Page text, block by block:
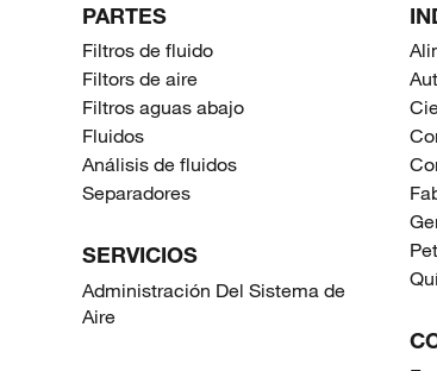
PARTES
Filtros de fluido
Filtors de aire
Filtros aguas abajo
Fluidos
Análisis de fluidos
Separadores
SERVICIOS
Administración Del Sistema de
Aire